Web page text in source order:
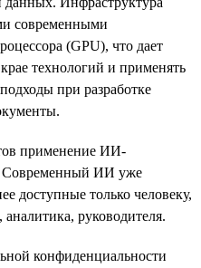
современными
(GPU), что дает
технологий и применять
при разработке
применение ИИ-
Современный ИИ уже
доступные только человеку,
аналитика, руководителя.
конфиденциальности